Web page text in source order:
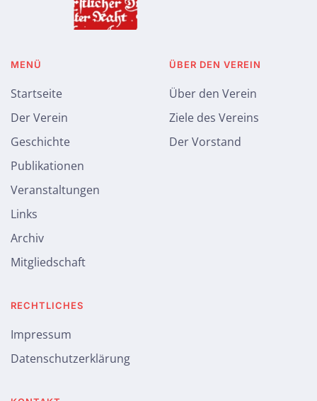
MENÜ
Startseite
Der Verein
Geschichte
Publikationen
Veranstaltungen
Links
Archiv
Mitgliedschaft
ÜBER DEN VEREIN
Über den Verein
Ziele des Vereins
Der Vorstand
RECHTLICHES
Impressum
Datenschutzerklärung